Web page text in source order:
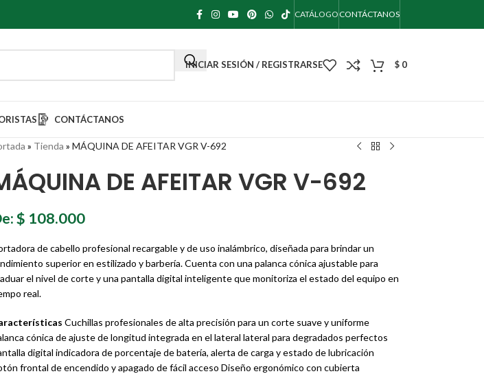
CATÁLOGO CONTÁCTANOS
INICIAR SESIÓN / REGISTRARSE $ 0
CONTÁCTANOS
» Tienda » MÁQUINA DE AFEITAR VGR V-692
DE AFEITAR VGR V-692
$ 108.000
de cabello profesional recargable y de uso inalámbrico, diseñada para brindar un
superior en estilizado y barbería. Cuenta con una palanca cónica ajustable para
el nivel de corte y una pantalla digital inteligente que monitoriza el estado del equipo en
real.
Cuchillas profesionales de alta precisión para un corte suave y uniforme
cónica de ajuste de longitud integrada en el lateral lateral para degradados perfectos
digital indicadora de porcentaje de batería, alerta de carga y estado de lubricación
frontal de encendido y apagado de fácil acceso Diseño ergonómico con cubierta